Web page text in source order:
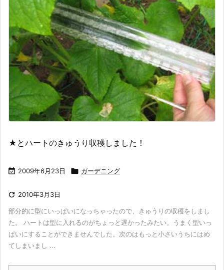
★とハートのきゅうり収穫しました！
 2009年6月23日  ガーデニング
 2010年3月3日
部分的に型にいっぱいになっちゃったので、きゅうりの収穫をしまし
た。 ハートは型に入れるのがちょっと遅かったみたい。うまく型いっ
ぱいにすることができませんでした。次のはもっと小さいうちにはめ
てしまいまし ...